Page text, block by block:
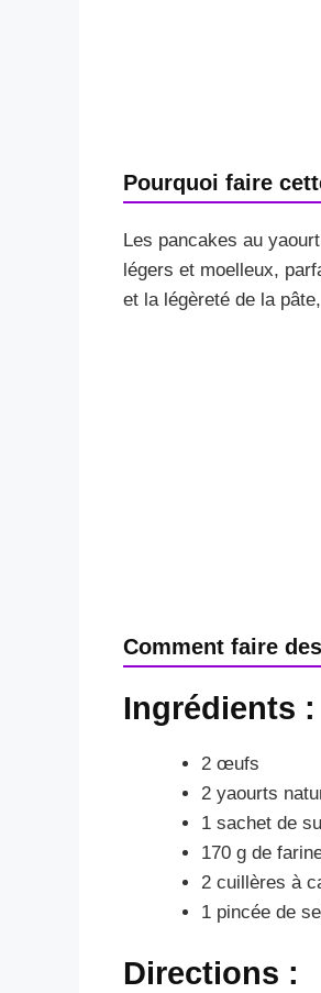
Pourquoi faire
Les pancakes au
légers et moelleux,
et la légèreté de la
Comment faire
Ingrédients :
2 œufs
2 yaourts
1 sachet de
170 g de
2 cuillères à
1 pincée de
Directions :